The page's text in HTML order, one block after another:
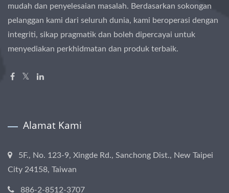
mudah dan penyelesaian masalah. Berdasarkan sokongan
pelanggan kami dari seluruh dunia, kami beroperasi dengan
integriti, sikap pragmatik dan boleh dipercayai untuk
menyediakan perkhidmatan dan produk terbaik.
Alamat Kami
5F., No. 123-9, Xingde Rd., Sanchong Dist., New Taipei
City 24158, Taiwan
886-2-8512-3707